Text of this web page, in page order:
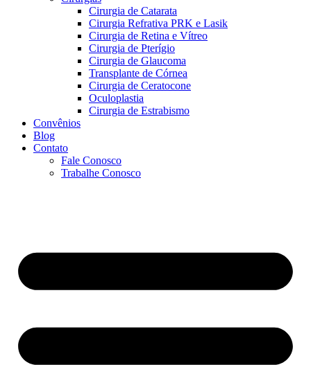
Cirurgia de Catarata
Cirurgia Refrativa PRK e Lasik
Cirurgia de Retina e Vítreo
Cirurgia de Pterígio
Cirurgia de Glaucoma
Transplante de Córnea
Cirurgia de Ceratocone
Oculoplastia
Cirurgia de Estrabismo
Convênios
Blog
Contato
Fale Conosco
Trabalhe Conosco